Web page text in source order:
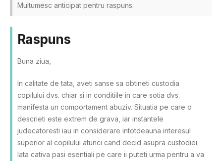
Multumesc anticipat pentru raspuns.
Raspuns
Buna ziua,
In calitate de tata, aveti sanse sa obtineti custodia
copilului dvs. chiar si in conditiile in care sotia dvs.
manifesta un comportament abuziv. Situatia pe care o
descrieti este extrem de grava, iar instantele
judecatoresti iau in considerare intotdeauna interesul
superior al copilului atunci cand decid asupra custodiei.
Iata cativa pasi esentiali pe care ii puteti urma pentru a va